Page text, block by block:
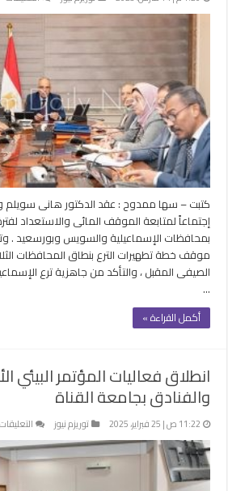
من
كتبت – سها ممدوح : عقد الدكتور هانى سويلم
إجتماعاً لمتابعة الموقف المائى والاستعداد
بمحافظات الإسماعيلية والسويس وبورسعيد .
موقف خطة تطهيرات الترع بنطاق المحافظات
الصيفى المقبل ، والتأكد من جاهزية ترع
…
أكمل القراءة »
انطلاق فعاليات المؤتمر البيئي
والفنادق بجامعة القناة
11:22 ص | 25 فبراير، 2025 توريزم نيوز التعليقات